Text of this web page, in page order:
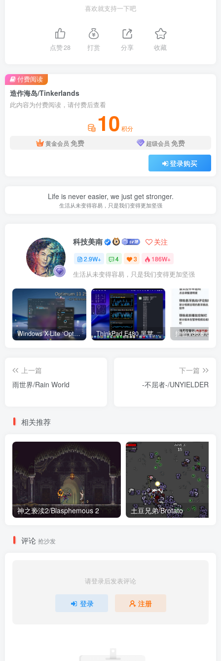
喜欢就支持一下吧
点赞28 打赏 分享 收藏
造作海岛/Tinkerlands
此内容为付费阅读，请付费后查看
10 积分
黄金会员 免费 超级会员 免费
登录购买
付费阅读
Life is never easier, we just get stronger.
生活从未变得容易，只是我们变得更加坚强
科技美南 关注
2.9W+ 4 3 186W+
生活从未变得容易，只是我们变得更加坚强
Windows X-Lite ‘Optimum 11’ 25H2 Pro v2 ThinkPad E480 黑苹果完美Tahoe的EFI分享（2026.03.01更新） 抖音V36.5.0 内
上一篇
雨世界/Rain World
下一篇
-不屈者-/UNYIELDER
相关推荐
神之亵渎2/Blasphemous 2 土豆兄弟/Brotato
评论 抢沙发
请登录后发表评论
登录 注册